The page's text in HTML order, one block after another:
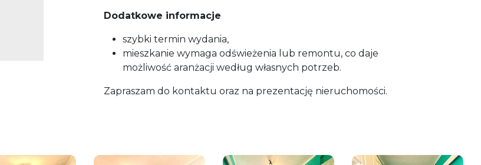
Dodatkowe informacje
szybki termin wydania,
mieszkanie wymaga odświeżenia lub remontu, co daje
możliwość aranżacji według własnych potrzeb.
Zapraszam do kontaktu oraz na prezentację nieruchomości.